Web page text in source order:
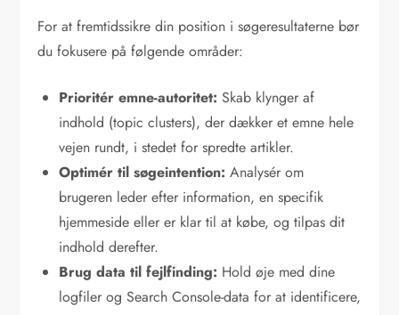
For at fremtidssikre din position i søgeresultaterne bør
du fokusere på følgende områder:
Prioritér emne-autoritet: Skab klynger af
indhold (topic clusters), der dækker et emne hele
vejen rundt, i stedet for spredte artikler.
Optimér til søgeintention: Analysér om
brugeren leder efter information, en specifik
hjemmeside eller er klar til at købe, og tilpas dit
indhold derefter.
Brug data til fejlfinding: Hold øje med dine
logfiler og Search Console-data for at identificere,